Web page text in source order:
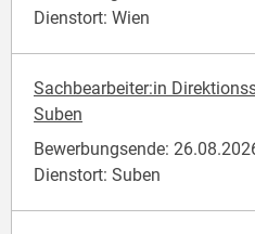
Dienstort: Wien
Sachbearbeiter:in
Suben
Bewerbungsende:
Dienstort: Suben